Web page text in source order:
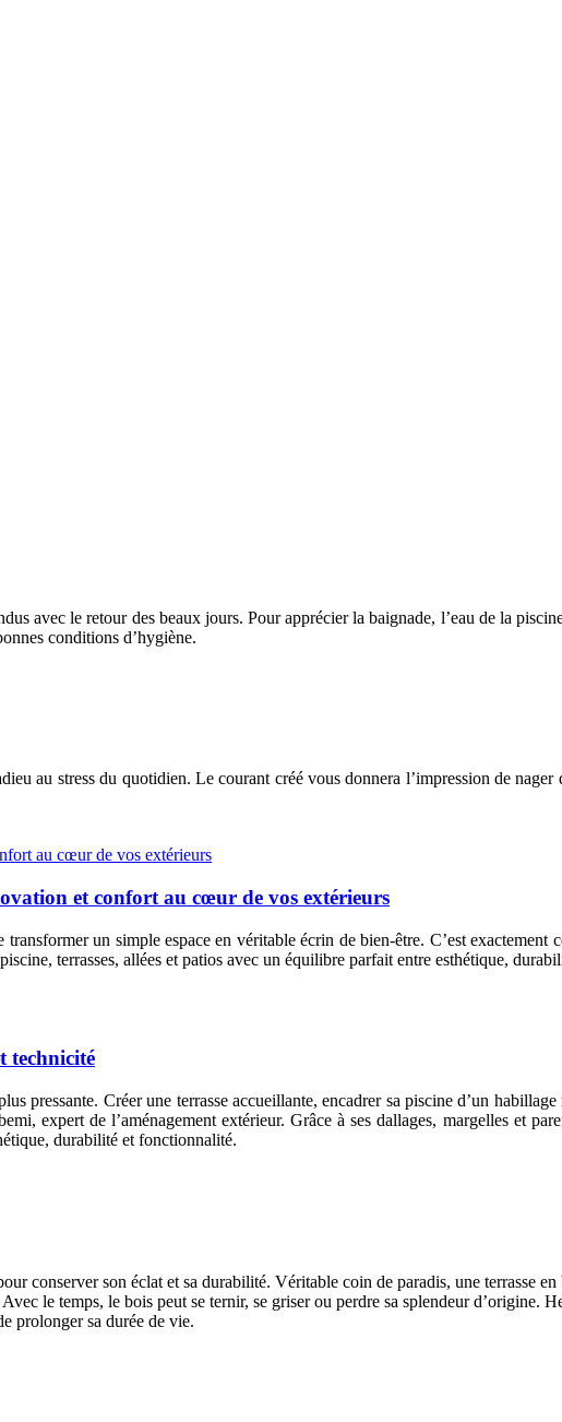
avec le retour des beaux jours. Pour apprécier la baignade, l’eau de la
conditions d’hygiène.
au stress du quotidien. Le courant créé vous donnera l’impression de
et confort au cœur de vos extérieurs
un simple espace en véritable écrin de bien-être. C’est exactement
terrasses, allées et patios avec un équilibre parfait entre esthétique,
technicité
pressante. Créer une terrasse accueillante, encadrer sa piscine d’un
expert de l’aménagement extérieur. Grâce à ses dallages, margelles et
durabilité et fonctionnalité.
conserver son éclat et sa durabilité. Véritable coin de paradis, une terrasse
le temps, le bois peut se ternir, se griser ou perdre sa splendeur d’origine.
prolonger sa durée de vie.